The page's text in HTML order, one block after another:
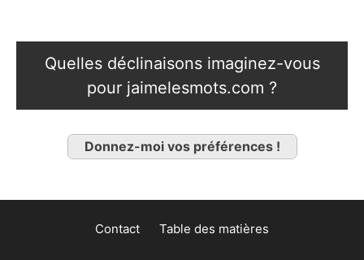
Quelles déclinaisons imaginez-vous
pour jaimelesmots.com ?
Donnez-moi vos préférences !
Contact Table des matières